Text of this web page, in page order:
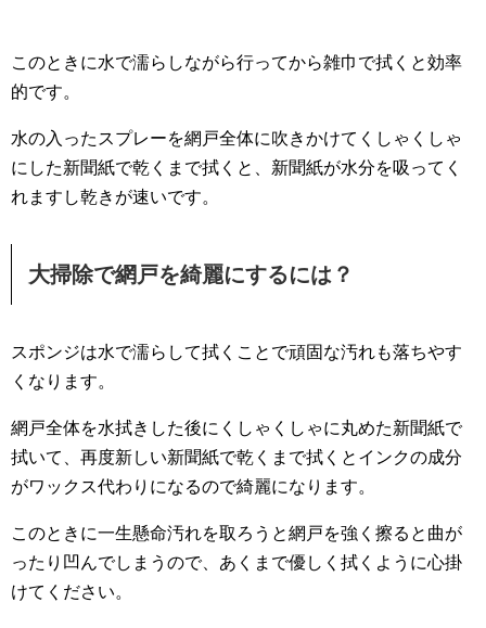
このときに水で濡らしながら行ってから雑巾で拭くと効率
的です。
水の入ったスプレーを網戸全体に吹きかけてくしゃくしゃ
にした新聞紙で乾くまで拭くと、新聞紙が水分を吸ってく
れますし乾きが速いです。
大掃除で網戸を綺麗にするには？
スポンジは水で濡らして拭くことで頑固な汚れも落ちやす
くなります。
網戸全体を水拭きした後にくしゃくしゃに丸めた新聞紙で
拭いて、再度新しい新聞紙で乾くまで拭くとインクの成分
がワックス代わりになるので綺麗になります。
このときに一生懸命汚れを取ろうと網戸を強く擦ると曲が
ったり凹んでしまうので、あくまで優しく拭くように心掛
けてください。